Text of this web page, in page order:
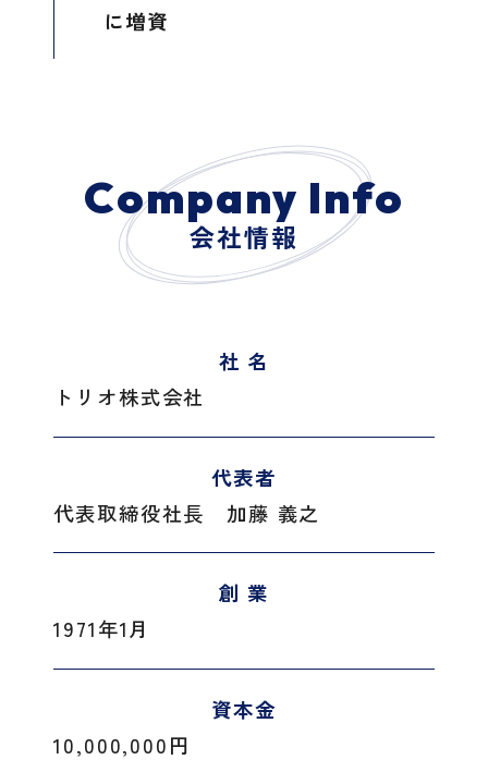
に増資
Company Info
会社情報
社 名
トリオ株式会社
代表者
代表取締役社長 加藤 義之
創 業
1971年1月
資本金
10,000,000円